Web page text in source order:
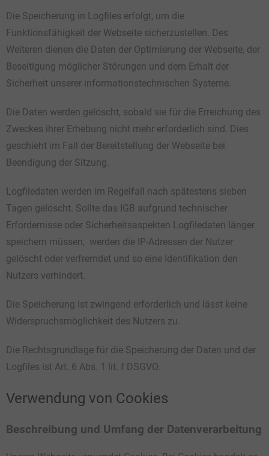
Die Speicherung in Logfiles erfolgt, um die
Funktionsfähigkeit der Webseite sicherzustellen. Des
Weiteren dienen die Daten der Optimierung der Webseite, der
Beseitigung möglicher Störungen und dem Erhalt der
Sicherheit unserer informationstechnischen Systeme.
Die Daten werden gelöscht, sobald sie für die Erreichung des
Zweckes ihrer Erhebung nicht mehr erforderlich sind. Dies
geschieht im Fall der Bereitstellung der Webseite bei
Beendigung der Sitzung.
Logfiledaten werden im Regelfall nach spätestens sieben
Tagen gelöscht. Sollte das IGB aufgrund technischer
Erfordernisse oder Sicherheitsaspekten Logfiledaten länger
speichern müssen, werden die IP-Adressen der Nutzer
gelöscht oder verfremdet und so eine Identifikation den
Nutzers verhindert.
Die Speicherung ist zwingend erforderlich und lässt keine
Widerspruchsmöglichkeit des Nutzers zu.
Die Rechtsgrundlage für die Speicherung der Daten und der
Logfiles ist Art. 6 Abs. 1 lit. f DSGVO.
Verwendung von Cookies
Beschreibung und Umfang der Datenverarbeitung